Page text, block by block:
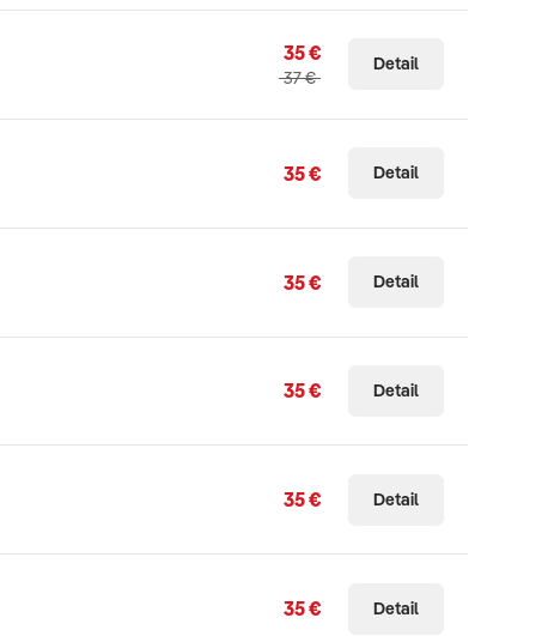
35 €
37 €
Detail
35 € Detail
35 € Detail
35 € Detail
35 € Detail
35 € Detail